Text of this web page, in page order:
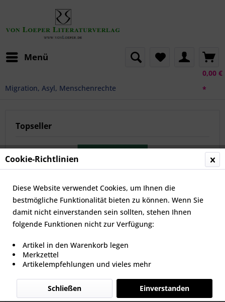
Menü
0,00 €
*
Migration, Asyl, Menschenrechte
Topseller
Nawa-CD für traumatisierte Menschen
Filtern
Cookie-Richtlinien
Diese Website verwendet Cookies, um Ihnen die
bestmögliche Funktionalität bieten zu können. Wenn Sie
damit nicht einverstanden sein sollten, stehen Ihnen
folgende Funktionen nicht zur Verfügung:
Artikel in den Warenkorb legen
Merkzettel
Artikelempfehlungen und vieles mehr
Einverstanden
Schließen